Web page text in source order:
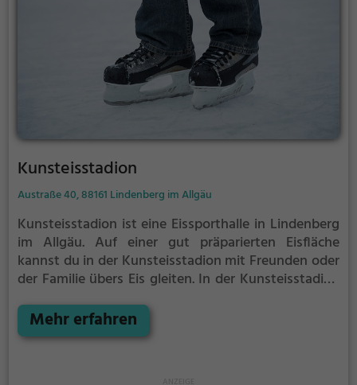
Kunsteisstadion
Austraße 40, 88161 Lindenberg im Allgäu
Kunsteisstadion ist eine Eissporthalle in Lindenberg
im Allgäu. Auf einer gut präparierten Eisfläche
kannst du in der Kunsteisstadion mit Freunden oder
der Familie übers Eis gleiten. In der Kunsteisstadion
Kleinere Kinder oder Anfänger können sich mit
Laufhilfen aufs Eis wagen.
Mehr erfahren